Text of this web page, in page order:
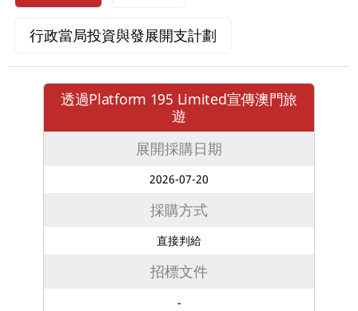
行政當局投資與發展開支計劃
透過Platform 195 Limited宣傳澳門旅
遊
展開採購日期
2026-07-20
採購方式
直接判給
招標文件
-